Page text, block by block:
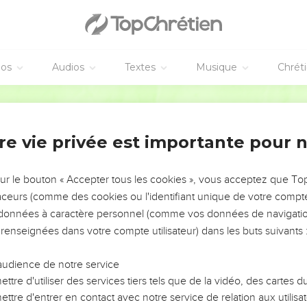
Audios Textes Musique
וַהֲסִרֹתִ֨י דָמָ֜יו מִפִּ֗יו וְשִׁקֻּצָיו֙ מִבֵּ֣ין שִׁנָּ֔יו וְנִשְׁאַ֥ר גַּם־ה֖וּא לֵֽאלֹהֵ֑ינוּ וְהָיָה֙
la paix
הָרִ֙יעִי֙ בַּ֣ת יְרוּשָׁלִַ֔ם הִנֵּ֤ה מַלְכֵּךְ֙ יָ֣בוֹא לָ֔ךְ צַדִּ֥יק וְנוֹשָׁ֖ע ה֑וּא עָנִי֙ וְרֹכֵ֣ב
וְסוּס֙ מִיר֣וּשָׁלִַ֔ם וְנִכְרְתָה֙ קֶ֣שֶׁת מִלְחָמָ֔ה וְדִבֶּ֥ר שָׁל֖וֹם לַגּוֹיִ֑ם וּמָשְׁלוֹ֙ מִיָּ֣ם
גַּם־אַ֣תְּ בְּדַם־בְּרִיתֵ֗ךְ שִׁלַּ֤חְתִּי
שׁ֚וּבוּ לְבִצָּר֔וֹן אֲסִירֵ֖י הַתִּקְוָ֑ה
כִּֽי־דָרַ֨כְתִּי לִ֜י יְהוּדָ֗ה קֶ֚שֶׁת מִלֵּ֣אתִי אֶפְרַ֔יִם וְעוֹרַרְתִּ֤י בָנַ֙יִךְ֙ צִיּ֔וֹן
יְהוָ֣ה צְבָאוֹת֮ יָגֵ֣ן עֲלֵיהֶם֒ וְאָכְל֗וּ וְכָֽבְשׁוּ֙ אַבְנֵי־קֶ֔לַע וְשָׁת֥וּ הָמ֖וּ כְּמוֹ־יָ֑יִן
וְֽהוֹשִׁיעָ֞ם יְהוָ֧ה אֱלֹהֵיהֶ֛ם בַּיּ֥וֹם הַה֖וּא כְּצֹ֣אן עַמּ֑וֹ כִּ֚י
vie privée est importante pour
le bouton « Accepter tous les cookies », vous acceptez que
(comme des cookies ou l'identifiant unique de votre
à caractère personnel (comme vos données de
dans votre compte utilisateur) dans les buts suivants :
de notre service
d'utiliser des services tiers tels que de la vidéo, des cartes
d'entrer en contact avec notre service de relation aux